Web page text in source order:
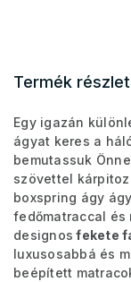
Termék
Egy igazán
ágyat keres a
bemutassuk
szövettel
boxspring ágy
fedőmatraccal és
designos fekete
luxusosabbá és
beépített